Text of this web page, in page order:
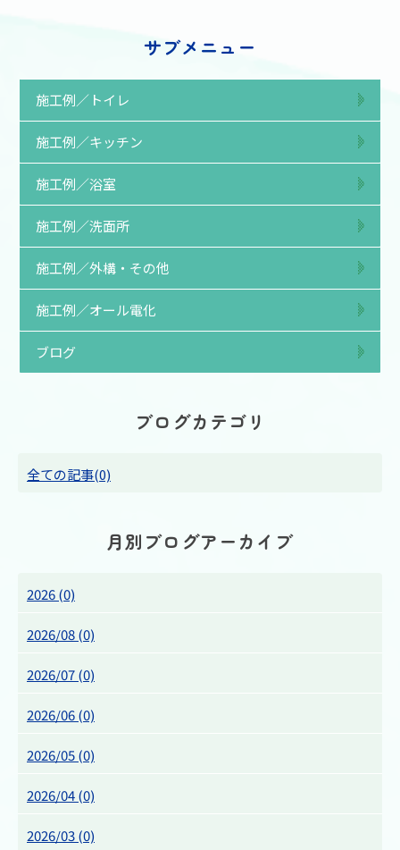
サブメニュー
施工例／トイレ
施工例／キッチン
施工例／浴室
施工例／洗面所
施工例／外構・その他
施工例／オール電化
ブログ
ブログカテゴリ
全ての記事(0)
月別ブログアーカイブ
2026 (0)
2026/08 (0)
2026/07 (0)
2026/06 (0)
2026/05 (0)
2026/04 (0)
2026/03 (0)